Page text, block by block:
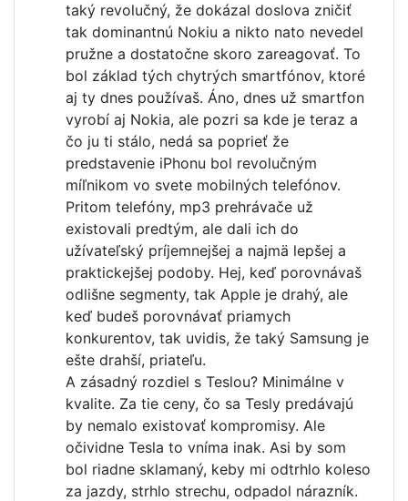
taký revolučný, že dokázal doslova zničiť
tak dominantnú Nokiu a nikto nato nevedel
pružne a dostatočne skoro zareagovať. To
bol základ tých chytrých smartfónov, ktoré
aj ty dnes používaš. Áno, dnes už smartfon
vyrobí aj Nokia, ale pozri sa kde je teraz a
čo ju ti stálo, nedá sa poprieť že
predstavenie iPhonu bol revolučným
míľnikom vo svete mobilných telefónov.
Pritom telefóny, mp3 prehrávače už
existovali predtým, ale dali ich do
užívateľský príjemnejšej a najmä lepšej a
praktickejšej podoby. Hej, keď porovnávaš
odlišne segmenty, tak Apple je drahý, ale
keď budeš porovnávať priamych
konkurentov, tak uvidis, že taký Samsung je
ešte drahší, priateľu.
A zásadný rozdiel s Teslou? Minimálne v
kvalite. Za tie ceny, čo sa Tesly predávajú
by nemalo existovať kompromisy. Ale
očividne Tesla to vníma inak. Asi by som
bol riadne sklamaný, keby mi odtrhlo koleso
za jazdy, strhlo strechu, odpadol nárazník.